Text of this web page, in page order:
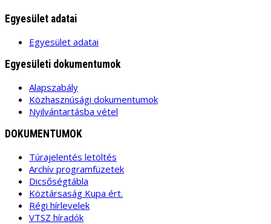
Egyesület adatai
Egyesület adatai
Egyesületi dokumentumok
Alapszabály
Közhasznúsági dokumentumok
Nyilvántartásba vétel
DOKUMENTUMOK
Túrajelentés letöltés
Archív programfüzetek
Dicsőségtábla
Köztársaság Kupa ért.
Régi hírlevelek
VTSZ híradók